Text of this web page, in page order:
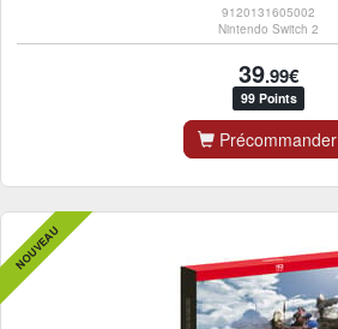
9120131605002
Nintendo Switch 2
39.99€
99 Points
Précommander
NOUVEAU